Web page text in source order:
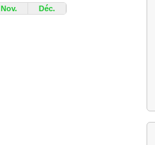
Nov. Déc.